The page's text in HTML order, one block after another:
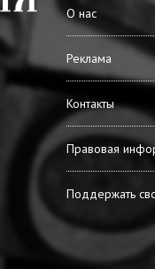
О нас
Реклама
Контакты
Правовая
Поддержать